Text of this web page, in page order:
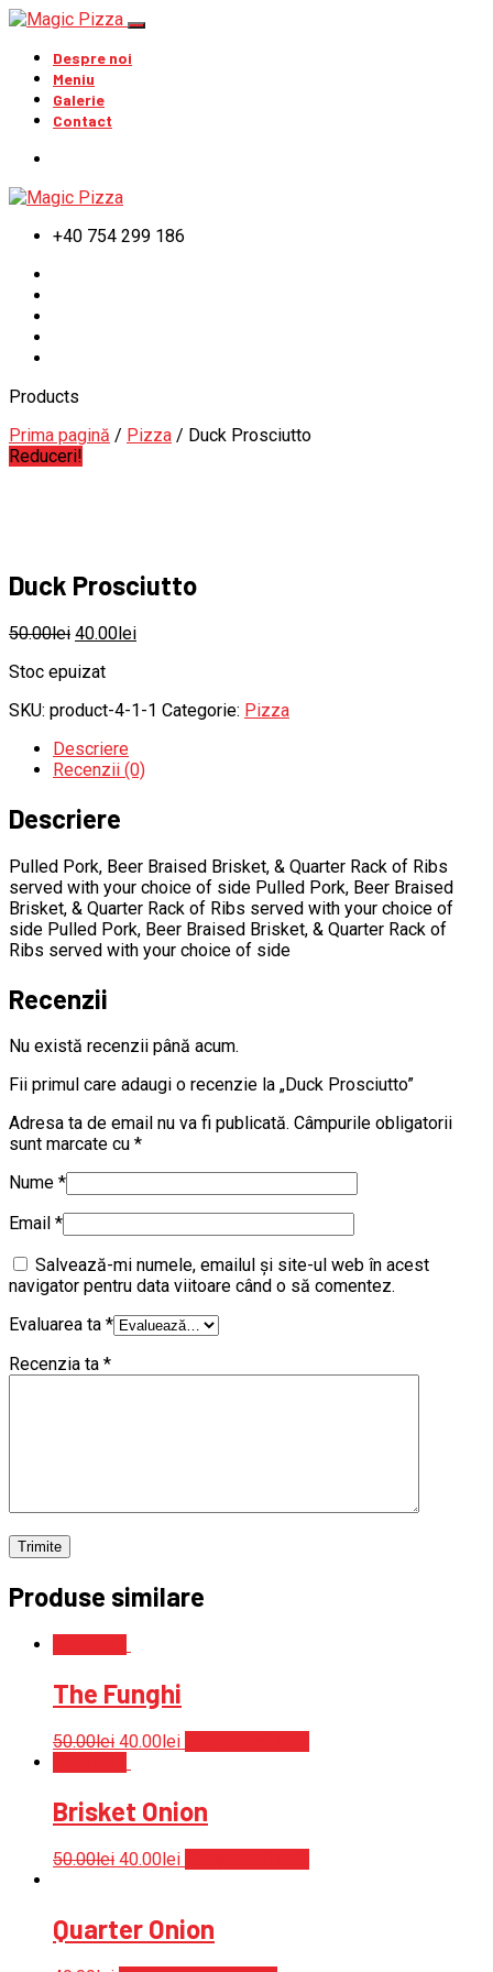
Despre noi
Meniu
Galerie
Contact
+40 754 299 186
Products
Prima pagină / Pizza / Duck Prosciutto
Reduceri!
Duck Prosciutto
50.00lei 40.00lei
Stoc epuizat
SKU: product-4-1-1 Categorie: Pizza
Descriere
Recenzii (0)
Descriere
Pulled Pork, Beer Braised Brisket, & Quarter Rack of Ribs
served with your choice of side Pulled Pork, Beer Braised
Brisket, & Quarter Rack of Ribs served with your choice of
side Pulled Pork, Beer Braised Brisket, & Quarter Rack of
Ribs served with your choice of side
Recenzii
Nu există recenzii până acum.
Fii primul care adaugi o recenzie la „Duck Prosciutto”
Adresa ta de email nu va fi publicată. Câmpurile obligatorii
sunt marcate cu *
Nume *
Email *
Salvează-mi numele, emailul și site-ul web în acest
navigator pentru data viitoare când o să comentez.
Evaluarea ta *
Recenzia ta *
Produse similare
The Funghi
50.00lei 40.00lei
Brisket Onion
50.00lei 40.00lei
Quarter Onion